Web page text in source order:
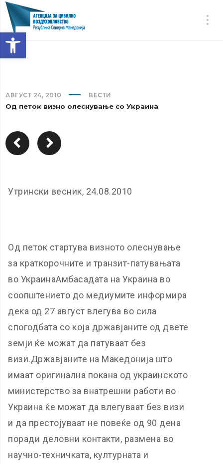
Open toolbar
АВГУСТ 24, 2010 ВЕСТИ
Од петок визно олеснување со Украина
Утрински весник, 24.08.2010
Од петок стартува визното олеснување
за краткорочните и транзит-патувањата
во УкраинаАмбасадата на Украина во
соопштението до медиумите информира
дека од 27 август влегува во сила
спогодбата со која државјаните од двете
земји ќе можат да патуваат без
визи.Државјаните на Македонија што
имаат оригинална покана од украинското
министерство за внатрешни работи во
Украина ќе можат да влегуваат без визи
и да престојуваат не повеќе од 90 дена
поради деловни контакти, размена во
научно-техничката, културната и